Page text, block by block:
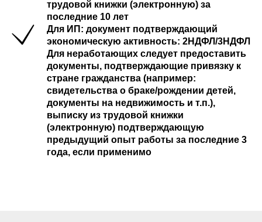
трудовой книжки (электронную) за
последние 10 лет
Для ИП: документ подтверждающий
экономическую активность: 2НДФЛ/3НДФЛ
Для неработающих следует предоставить
документы, подтверждающие привязку к
стране гражданства (например:
свидетельства о браке/рождении детей,
документы на недвижимость и т.п.),
выписку из трудовой книжки
(электронную) подтверждающую
предыдущий опыт работы за последние 3
года, если применимо